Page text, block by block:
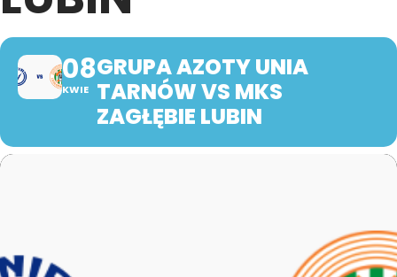
08
KWIE
GRUPA AZOTY UNIA
TARNÓW VS MKS
ZAGŁĘBIE LUBIN